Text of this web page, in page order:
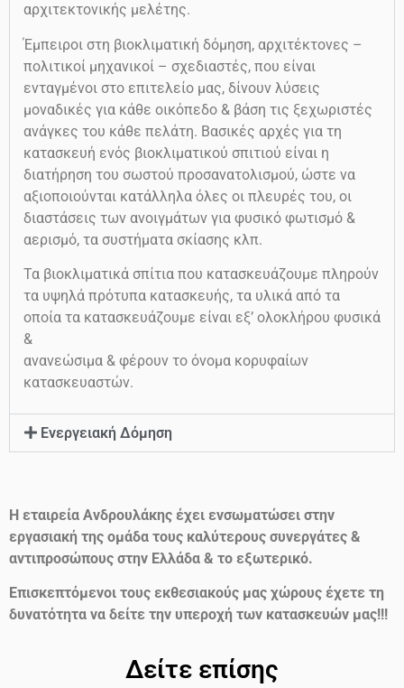
αρχιτεκτονικής μελέτης.
Έμπειροι στη βιοκλιματική δόμηση, αρχιτέκτονες –
πολιτικοί μηχανικοί – σχεδιαστές, που είναι
ενταγμένοι στο επιτελείο μας, δίνουν λύσεις
μοναδικές για κάθε οικόπεδο & βάση τις ξεχωριστές
ανάγκες του κάθε πελάτη. Βασικές αρχές για τη
κατασκευή ενός βιοκλιματικού σπιτιού είναι η
διατήρηση του σωστού προσανατολισμού, ώστε να
αξιοποιούνται κατάλληλα όλες οι πλευρές του, οι
διαστάσεις των ανοιγμάτων για φυσικό φωτισμό &
αερισμό, τα συστήματα σκίασης κλπ.
Τα βιοκλιματικά σπίτια που κατασκευάζουμε πληρούν
τα υψηλά πρότυπα κατασκευής, τα υλικά από τα
οποία τα κατασκευάζουμε είναι εξ’ ολοκλήρου φυσικά
&
ανανεώσιμα & φέρουν το όνομα κορυφαίων
κατασκευαστών.
Ενεργειακή Δόμηση
Η εταιρεία Ανδρουλάκης έχει ενσωματώσει στην
εργασιακή της ομάδα τους καλύτερους συνεργάτες &
αντιπροσώπους στην Ελλάδα & το εξωτερικό.
Επισκεπτόμενοι τους εκθεσιακούς μας χώρους έχετε τη
δυνατότητα να δείτε την υπεροχή των κατασκευών μας!!!
Δείτε επίσης